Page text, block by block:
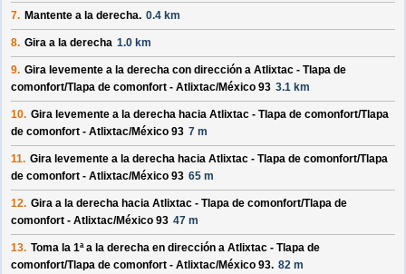
7. Mantente a la derecha. 0.4 km
8. Gira a la derecha 1.0 km
9. Gira levemente a la derecha con dirección a Atlixtac - Tlapa de
comonfort/Tlapa de comonfort - Atlixtac/México 93 3.1 km
10. Gira levemente a la derecha hacia Atlixtac - Tlapa de comonfort/Tlapa
de comonfort - Atlixtac/México 93 7 m
11. Gira levemente a la derecha hacia Atlixtac - Tlapa de comonfort/Tlapa
de comonfort - Atlixtac/México 93 65 m
12. Gira a la derecha hacia Atlixtac - Tlapa de comonfort/Tlapa de
comonfort - Atlixtac/México 93 47 m
13. Toma la 1ª a la derecha en dirección a Atlixtac - Tlapa de
comonfort/Tlapa de comonfort - Atlixtac/México 93. 82 m